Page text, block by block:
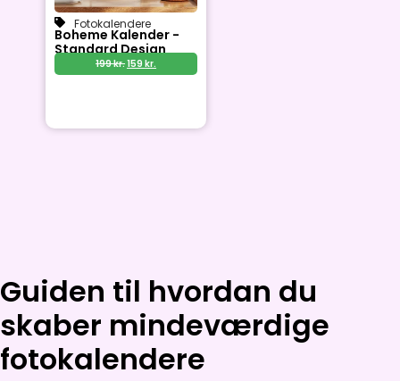
Fotokalendere
Boheme Kalender -
Standard Design
199kr.159kr.
Guiden til hvordan du
skaber mindeværdige
fotokalendere